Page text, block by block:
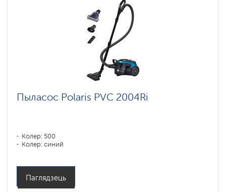
Пыласос Polaris PVC 2004Ri
Колер: 500
Колер: синий
Паглядзець